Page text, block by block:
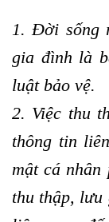
1. Đời sống
gia đình là
luật bảo vệ.
2. Việc thu
thông tin
mật cá
thu thập, lưu